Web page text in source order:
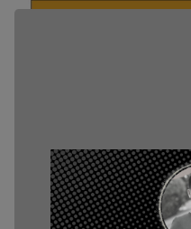
คู่มือการใช้งานระบบ (ผู้ป